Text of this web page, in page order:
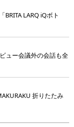
BRITA LARQ iQボト
ュー会議外の会話も全
折りたたみ